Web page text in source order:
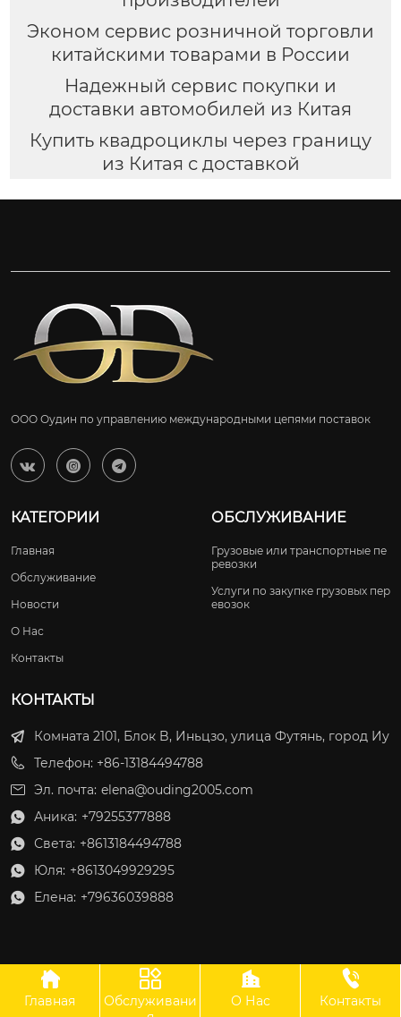
Эконом сервис розничной торговли
китайскими товарами в России
Надежный сервис покупки и
доставки автомобилей из Китая
Купить квадроциклы через границу
из Китая с доставкой
ООО Оудин по управлению международными цепями поставок
  
КАТЕГОРИИ
Главная
Обслуживание
Новости
О Нас
Контакты
ОБСЛУЖИВАНИЕ
Грузовые или транспортные пе
ревозки
Услуги по закупке грузовых пер
евозок
КОНТАКТЫ
Комната 2101, Блок B, Иньцзо, улица Футянь, город Иу
Телефон: +86-13184494788
Эл. почта: elena@ouding2005.com
 Аника: +79255377888
 Света: +8613184494788
 Юля: +8613049929295
 Елена: +79636039888
ООО Оудин по управлению международными цепями поставок

Главная

Обслуживани

О Нас

Контакты